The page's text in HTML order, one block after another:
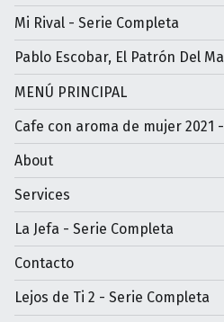
Mi Rival - Serie Completa
Pablo Escobar, El Patrón Del
MENÚ PRINCIPAL
Cafe con aroma de mujer 2021
About
Services
La Jefa - Serie Completa
Contacto
Lejos de Ti 2 - Serie Completa